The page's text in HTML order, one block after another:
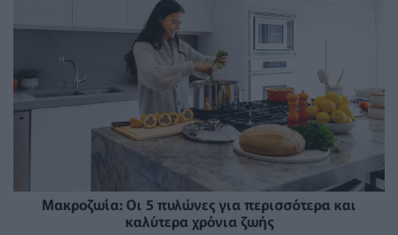
Mακροζωία: Οι 5 πυλώνες για περισσότερα και
καλύτερα χρόνια ζωής